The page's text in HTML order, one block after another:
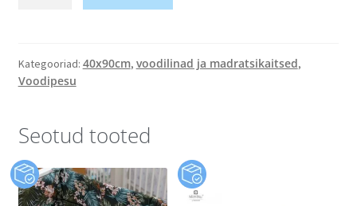
Kategooriad: 40x90cm, voodilinad ja madratsikaitsed,
Voodipesu
Seotud tooted